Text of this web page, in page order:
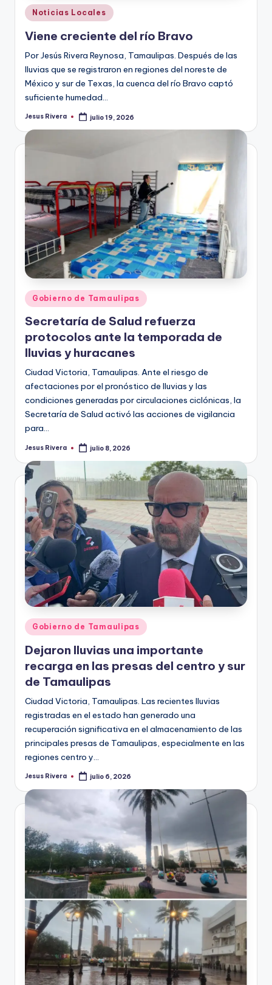
Publicado
en
Noticias Locales
Viene creciente del río Bravo
Por Jesús Rivera Reynosa, Tamaulipas. Después de las
lluvias que se registraron en regiones del noreste de
México y sur de Texas, la cuenca del río Bravo captó
suficiente humedad…
Publicado
Jesus Rivera julio 19, 2026
Publicado
en
Gobierno de Tamaulipas
Secretaría de Salud refuerza
protocolos ante la temporada de
lluvias y huracanes
Ciudad Victoria, Tamaulipas. Ante el riesgo de
afectaciones por el pronóstico de lluvias y las
condiciones generadas por circulaciones ciclónicas, la
Secretaría de Salud activó las acciones de vigilancia
para…
Publicado
Jesus Rivera julio 8, 2026
Publicado
en
Gobierno de Tamaulipas
Dejaron lluvias una importante
recarga en las presas del centro y sur
de Tamaulipas
Ciudad Victoria, Tamaulipas. Las recientes lluvias
registradas en el estado han generado una
recuperación significativa en el almacenamiento de las
principales presas de Tamaulipas, especialmente en las
regiones centro y…
Publicado
Jesus Rivera julio 6, 2026